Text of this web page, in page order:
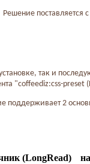
Решение поставляется
так и
"coffeediz:css-preset
поддерживает 2
(LongRead)